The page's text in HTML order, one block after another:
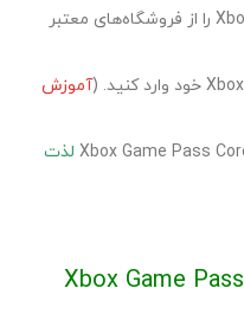
گیفت کارت Xbox Game Pass Core را از فروشگاه‌های معتبر
آموزش
لذت
جزئیات مربوط به بازی‌های Xbox Game Pass